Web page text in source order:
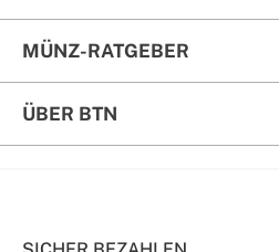
MÜNZ-RATGEBER
ÜBER BTN